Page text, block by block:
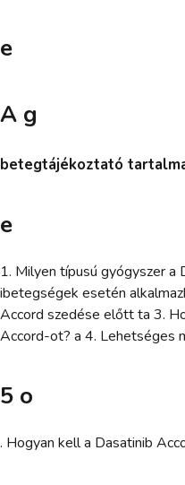
e
A g
betegtájékoztató
e
1. Milyen típusú gyógyszer a
ibetegségek esetén
Accord szedése előtt ta 3.
Accord-ot? a 4. Lehetséges
5 o
. Hogyan kell a Dasatinib